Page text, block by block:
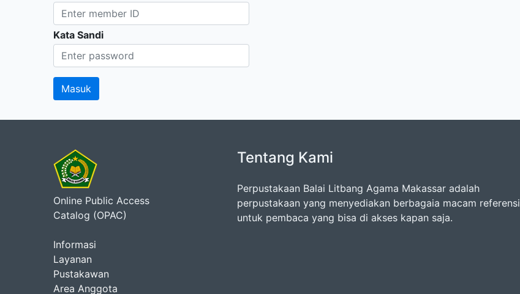
Kata Sandi
Online Public Access
Catalog (OPAC)
Informasi
Layanan
Pustakawan
Area Anggota
Tentang Kami
Perpustakaan Balai Litbang Agama Makassar adalah
perpustakaan yang menyediakan berbagaia macam referensi
untuk pembaca yang bisa di akses kapan saja.